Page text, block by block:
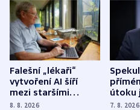
Falešní „lékaři“
vytvoření AI šíří
mezi staršími
Poláky nebezpečné
8. 8. 2026
útoku
míní
7. 8. 2026